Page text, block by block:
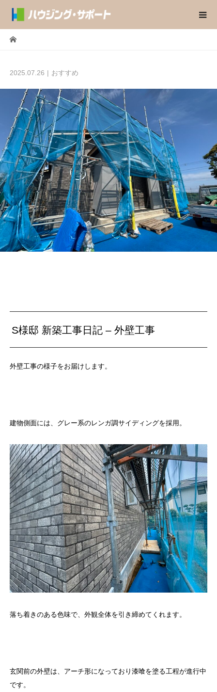
2025.07.26 おすすめ
S様邸 新築工事日記 – 外壁工事
外壁工事の様子をお届けします。
建物側面には、グレー系のレンガ調サイディングを採用。
落ち着きのある色味で、外観全体を引き締めてくれます。
玄関前の外壁は、アーチ形になっており漆喰を塗る工程が進行中
です。